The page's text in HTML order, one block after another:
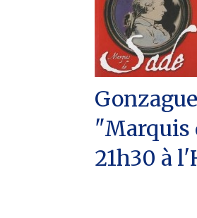
"Marquis
21h30 à